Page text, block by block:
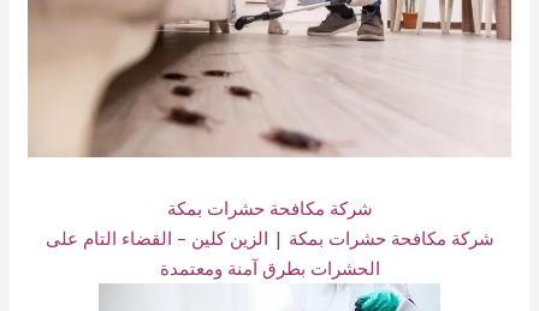
شركة مكافحة حشرات بمكة
شركة مكافحة حشرات بمكة | الزين كلين – القضاء التام على
الحشرات بطرق آمنة ومعتمدة